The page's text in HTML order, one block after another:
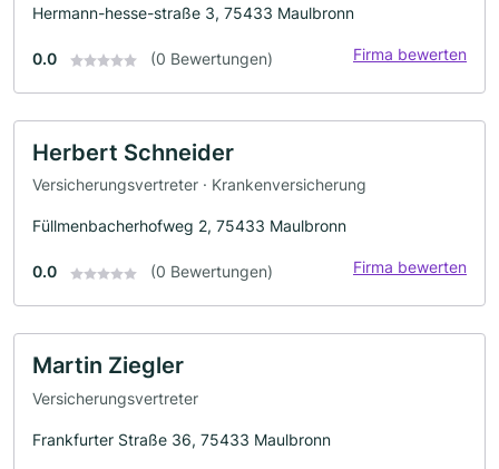
Hermann-hesse-straße 3, 75433 Maulbronn
0.0 (0 Bewertungen) Firma bewerten
Herbert Schneider
Versicherungsvertreter · Krankenversicherung
Füllmenbacherhofweg 2, 75433 Maulbronn
0.0 (0 Bewertungen) Firma bewerten
Martin Ziegler
Versicherungsvertreter
Frankfurter Straße 36, 75433 Maulbronn